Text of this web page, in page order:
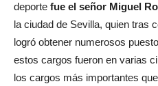
deporte fue el señor Miguel
la ciudad de Sevilla, quien tras
logró obtener numerosos
estos cargos fueron en varias
los cargos más importantes